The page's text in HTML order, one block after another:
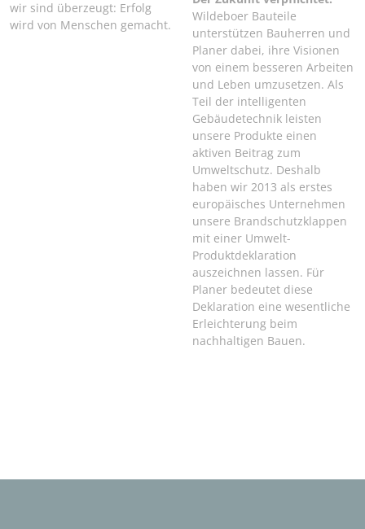
wir sind überzeugt: Erfolg
wird von Menschen gemacht.
Wildeboer Bauteile
unterstützen Bauherren und
Planer dabei, ihre Visionen
von einem besseren Arbeiten
und Leben umzusetzen. Als
Teil der intelligenten
Gebäudetechnik leisten
unsere Produkte einen
aktiven Beitrag zum
Umweltschutz. Deshalb
haben wir 2013 als erstes
europäisches Unternehmen
unsere Brandschutzklappen
mit einer Umwelt-
Produktdeklaration
auszeichnen lassen. Für
Planer bedeutet diese
Deklaration eine wesentliche
Erleichterung beim
nachhaltigen Bauen.